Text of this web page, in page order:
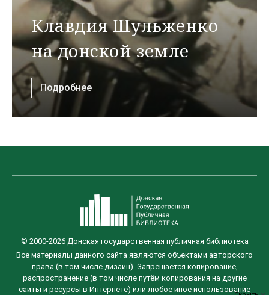
Клавдия Шульженко
на донской земле
Подробнее
© 2000-2026 Донская государственная публичная библиотека
Все материалы данного сайта являются объектами авторского
права (в том числе дизайн). Запрещается копирование,
распространение (в том числе путём копирования на другие
сайты и ресурсы в Интернете) или любое иное использование